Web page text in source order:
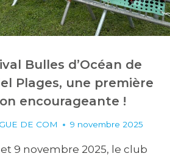
Bulles d’Océan de
Plages, une première
encourageante !
DE COM 9 novembre 2025
et 9 novembre 2025, le club